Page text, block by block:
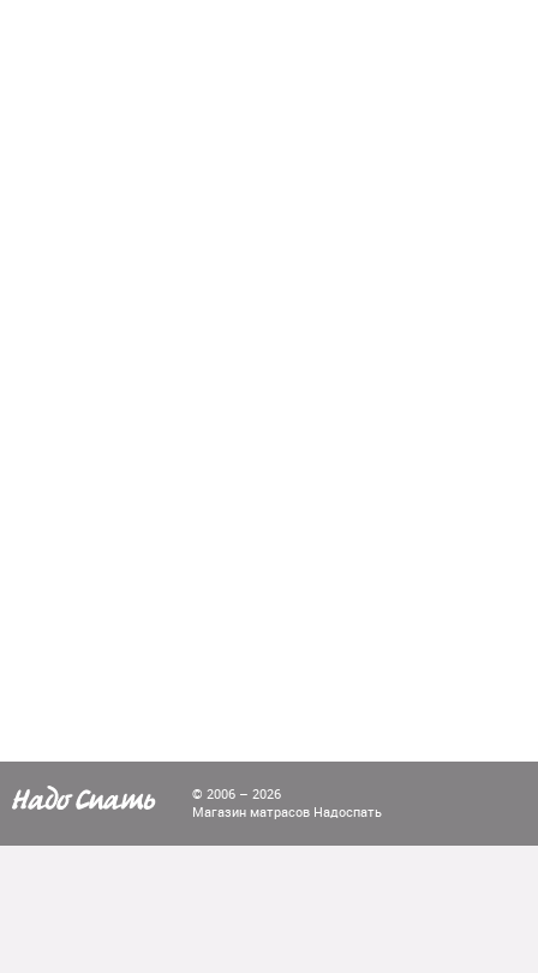
© 2006 – 2026
Магазин матрасов Надоспать